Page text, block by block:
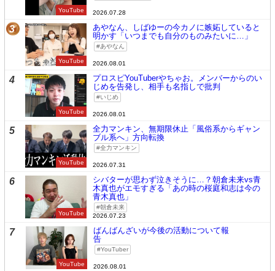
YouTube 2026.07.28
3
YouTube
あやなん、しばゆーの今カノに嫉妬していると
明かす「いつまでも自分のものみたいに…」
あやなん
2026.08.01
4
YouTube
プロスピYouTuberやちゃお。メンバーからのい
じめを告発し、相手も名指しで批判
いじめ
2026.08.01
5
YouTube
全力マンキン、無期限休止「風俗系からギャン
ブル系へ」方向転換
全力マンキン
2026.07.31
6
YouTube
シバターが思わず泣きそうに…？朝倉未来vs青
木真也がエモすぎる「あの時の桜庭和志は今の
青木真也」
朝倉未来
2026.07.23
7
YouTube
ばんばんざいが今後の活動について報
告
YouTuber
2026.08.01